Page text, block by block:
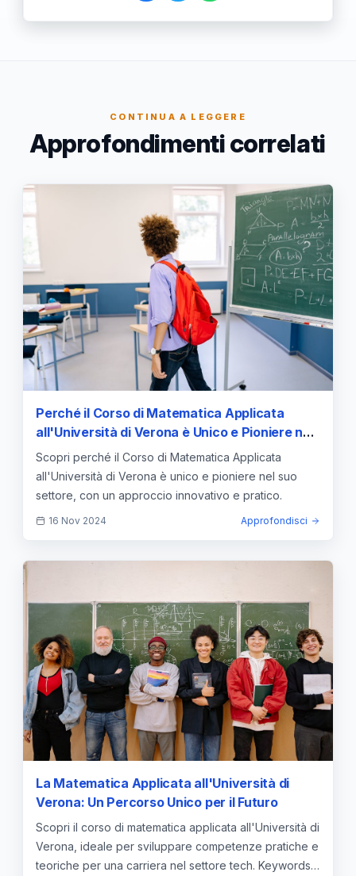
CONTINUA A LEGGERE
Approfondimenti correlati
Perché il Corso di Matematica Applicata
all'Università di Verona è Unico e Pioniere nel
Suo Settore
Scopri perché il Corso di Matematica Applicata
all'Università di Verona è unico e pioniere nel suo
settore, con un approccio innovativo e pratico.
16 Nov 2024 Approfondisci
La Matematica Applicata all'Università di
Verona: Un Percorso Unico per il Futuro
Scopri il corso di matematica applicata all'Università di
Verona, ideale per sviluppare competenze pratiche e
teoriche per una carriera nel settore tech. Keywords: